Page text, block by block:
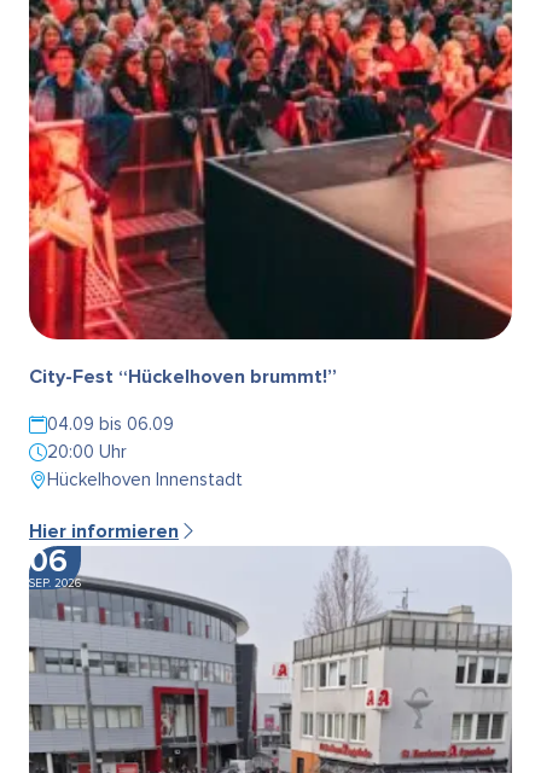
City-Fest “Hückelhoven brummt!”
04.09 bis 06.09
20:00 Uhr
Hückelhoven Innenstadt
Hier informieren
06
SEP. 2026